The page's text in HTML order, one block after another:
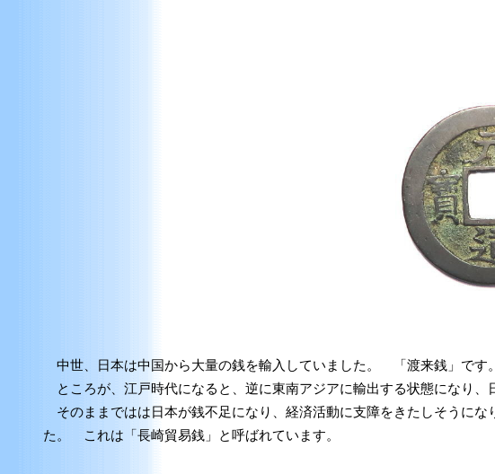
中世、日本は中国から大量の銭を輸入していました。 「渡来銭」です。
ところが、江戸時代になると、逆に東南アジアに輸出する状態になり、
そのままではは日本が銭不足になり、経済活動に支障をきたしそうに
た。 これは「長崎貿易銭」と呼ばれています。